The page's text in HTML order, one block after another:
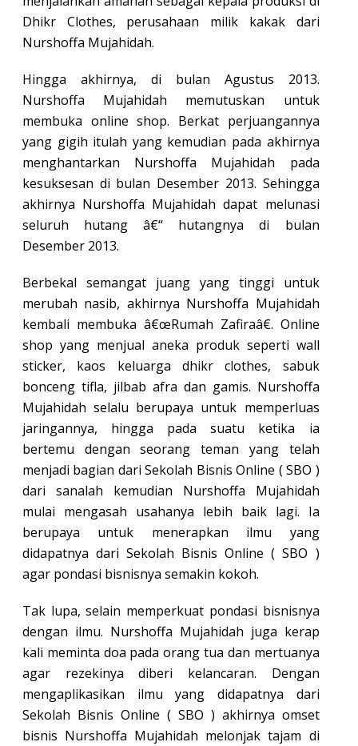
Dhikr Clothes, perusahaan milik kakak dari
Nurshoffa Mujahidah.
Hingga akhirnya, di bulan Agustus 2013.
Nurshoffa Mujahidah memutuskan untuk
membuka online shop. Berkat perjuangannya
yang gigih itulah yang kemudian pada akhirnya
menghantarkan Nurshoffa Mujahidah pada
kesuksesan di bulan Desember 2013. Sehingga
akhirnya Nurshoffa Mujahidah dapat melunasi
seluruh hutang â€“ hutangnya di bulan
Desember 2013.
Berbekal semangat juang yang tinggi untuk
merubah nasib, akhirnya Nurshoffa Mujahidah
kembali membuka â€œRumah Zafiraâ€. Online
shop yang menjual aneka produk seperti wall
sticker, kaos keluarga dhikr clothes, sabuk
bonceng tifla, jilbab afra dan gamis. Nurshoffa
Mujahidah selalu berupaya untuk memperluas
jaringannya, hingga pada suatu ketika ia
bertemu dengan seorang teman yang telah
menjadi bagian dari Sekolah Bisnis Online ( SBO )
dari sanalah kemudian Nurshoffa Mujahidah
mulai mengasah usahanya lebih baik lagi. Ia
berupaya untuk menerapkan ilmu yang
didapatnya dari Sekolah Bisnis Online ( SBO )
agar pondasi bisnisnya semakin kokoh.
Tak lupa, selain memperkuat pondasi bisnisnya
dengan ilmu. Nurshoffa Mujahidah juga kerap
kali meminta doa pada orang tua dan mertuanya
agar rezekinya diberi kelancaran. Dengan
mengaplikasikan ilmu yang didapatnya dari
Sekolah Bisnis Online ( SBO ) akhirnya omset
bisnis Nurshoffa Mujahidah melonjak tajam di